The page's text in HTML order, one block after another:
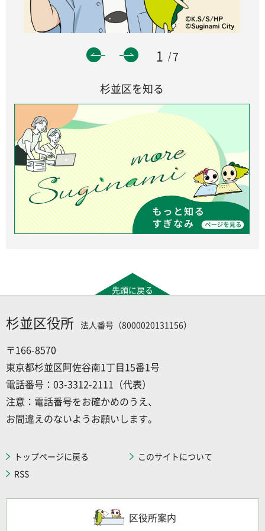
1
7
杉並区を知る
先頭に戻る
杉並区役所 法人番号（8000020131156）
〒166-8570
東京都杉並区阿佐谷南1丁目15番1号
電話番号：03-3312-2111（代表）
注意：電話番号をお確かめのうえ、
お間違えのないようお願いします。
トップページに戻る
このサイトについて
RSS
区役所案内